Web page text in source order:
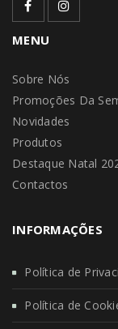
MENU
Sobre Nós
Promoções Da
Novidades
Produtos
Destaque Natal
Contactos
INFORMAÇÕES
Política de
Política de